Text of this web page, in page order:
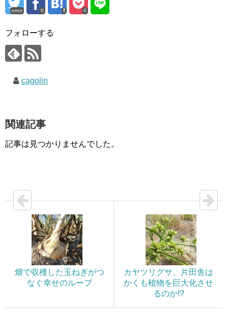
error 0 0
フォローする
cagolin
関連記事
記事は見つかりませんでした。
畑で収穫した玉ねぎがつ
なぐ幸せのループ
カヤツリグサ、片田舎は
かくも植物を巨大化させ
るのか!?